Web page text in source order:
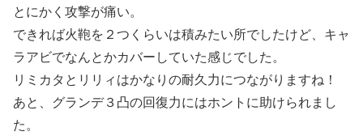
とにかく攻撃が痛い。
できれば火鞄を２つくらいは積みたい所でしたけど、キャ
ラアビでなんとかカバーしていた感じでした。
リミカタとリリィはかなりの耐久力につながりますね！
あと、グランデ３凸の回復力にはホントに助けられまし
た。